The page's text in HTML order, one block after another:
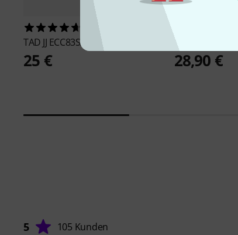
TAD JJ ECC83S/12AX7 Tube
25 €
Sovtek
28,90 €
5 105 Kunden